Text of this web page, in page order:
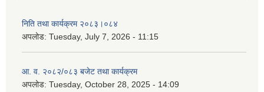
निति तथा कार्यक्रम २०८३।०८४
अपलोड: Tuesday, July 7, 2026 - 11:15
आ. व. २०८२/०८३ बजेट तथा कार्यक्रम
अपलोड: Tuesday, October 28, 2025 - 14:09